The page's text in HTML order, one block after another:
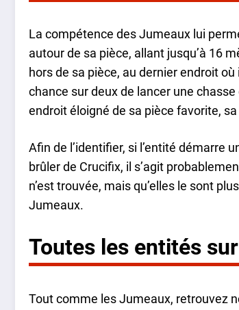
La compétence des Jumeaux lui
autour de sa pièce, allant jusqu’à 16
hors de sa pièce, au dernier endroit
chance sur deux de lancer une
endroit éloigné de sa pièce favorite,
Afin de l’identifier, si l’entité démarre
brûler de Crucifix, il s’agit
n’est trouvée, mais qu’elles le sont
Jumeaux.
Toutes les entités
Tout comme les Jumeaux, retrouvez